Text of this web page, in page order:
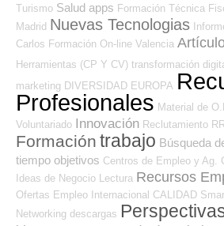
Turismo Salud apps Formación Técnica
Madrid Nuevas Tecnologias
Carlos Formación On-line Valencia
Herramientas (CP Y CV) transformación
marketing DIVERSIDAD EUROPA
Profesionales Material de
Voluntariado
Innovación Reclutamiento
Formación trabajo Búsqueda
tiempo objetivos Centros de Empleo y Ag.
Ideas de Negocio Lectura Recursos
Ofertas Empleo Internacional CALIDAD
Networking descargas